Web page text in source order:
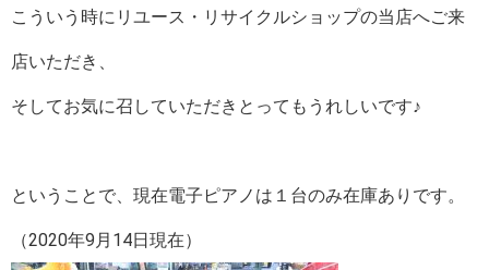
こういう時にリユース・リサイクルショップの当店へご来
店いただき、
そしてお気に召していただきとってもうれしいです♪
ということで、現在電子ピアノは１台のみ在庫ありです。
（2020年9月14日現在）